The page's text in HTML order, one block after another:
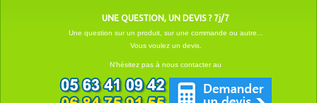
UNE QUESTION, UN DEVIS ? 7j/7
Une question sur un produit, sur une commande ou autre...
Vous voulez un devis.
N'hésitez pas à nous contacter au